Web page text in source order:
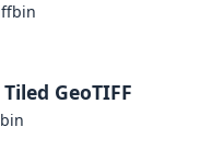
bin
GeoTIFF
bin